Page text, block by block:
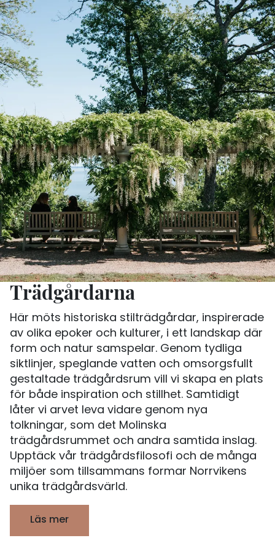
Trädgårdarna
Här möts historiska stilträdgårdar, inspirerade
av olika epoker och kulturer, i ett landskap där
form och natur samspelar. Genom tydliga
siktlinjer, speglande vatten och omsorgsfullt
gestaltade trädgårdsrum vill vi skapa en plats
för både inspiration och stillhet. Samtidigt
låter vi arvet leva vidare genom nya
tolkningar, som det Molinska
trädgårdsrummet och andra samtida inslag.
Upptäck vår trädgårdsfilosofi och de många
miljöer som tillsammans formar Norrvikens
unika trädgårdsvärld.
Läs mer